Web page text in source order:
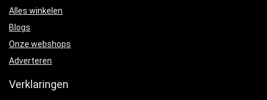
Alles winkelen
Blogs
Onze webshops
Adverteren
Verklaringen